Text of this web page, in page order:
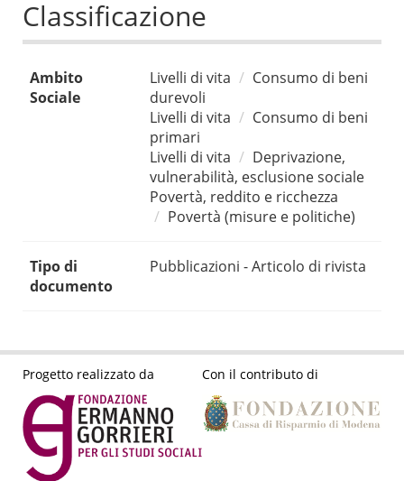
Classificazione
Ambito
Sociale
Livelli di vita
Consumo di beni
durevoli
Livelli di vita
Consumo di beni
primari
Livelli di vita
Deprivazione,
vulnerabilità, esclusione sociale
Povertà, reddito e ricchezza
Povertà (misure e politiche)
Tipo di
documento
Pubblicazioni - Articolo di rivista
Progetto realizzato da Con il contributo di